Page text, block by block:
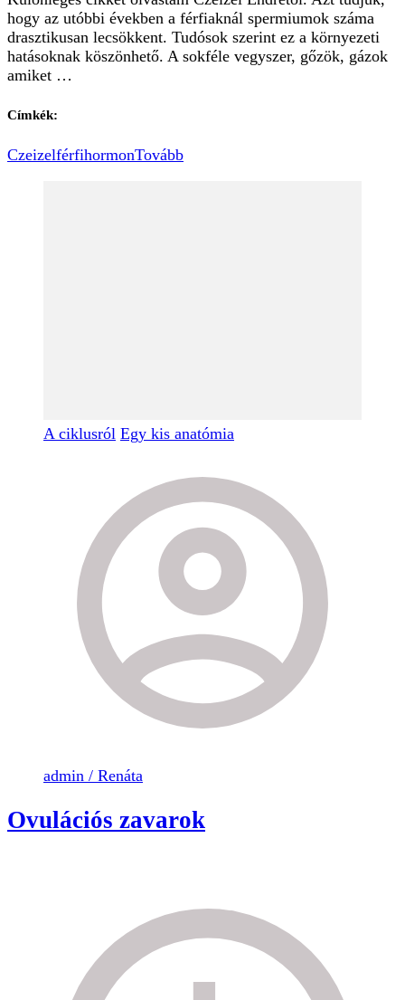
hogy az utóbbi években a férfiaknál spermiumok száma
drasztikusan lecsökkent. Tudósok szerint ez a környezeti
hatásoknak köszönhető. A sokféle vegyszer, gőzök, gázok
amiket …
Címkék:
CzeizelférfihormonTovább
A ciklusról Egy kis anatómia
admin / Renáta
Ovulációs zavarok